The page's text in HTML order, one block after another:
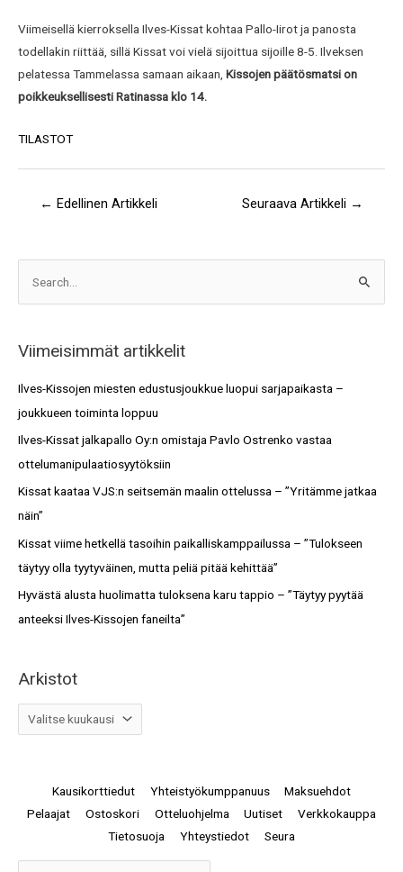
Viimeisellä kierroksella Ilves-Kissat kohtaa Pallo-Iirot ja panosta
todellakin riittää, sillä Kissat voi vielä sijoittua sijoille 8-5. Ilveksen
pelatessa Tammelassa samaan aikaan, Kissojen päätösmatsi on
poikkeuksellisesti Ratinassa klo 14.
TILASTOT
← Edellinen Artikkeli Seuraava Artikkeli →
c
h
Viimeisimmät artikkelit
Ilves-Kissojen miesten edustusjoukkue luopui sarjapaikasta –
joukkueen toiminta loppuu
Ilves-Kissat jalkapallo Oy:n omistaja Pavlo Ostrenko vastaa
ottelumanipulaatiosyytöksiin
Kissat kaataa VJS:n seitsemän maalin ottelussa – ”Yritämme jatkaa
näin”
Kissat viime hetkellä tasoihin paikalliskamppailussa – ”Tulokseen
täytyy olla tyytyväinen, mutta peliä pitää kehittää”
Hyvästä alusta huolimatta tuloksena karu tappio – ”Täytyy pyytää
anteeksi Ilves-Kissojen faneilta”
Arkistot
i
t
o
t
Kausikorttiedut Yhteistyökumppanuus
Maksuehdot
Pelaajat
Ostoskori Otteluohjelma Uutiset
Verkkokauppa
Tietosuoja
Yhteystiedot Seura